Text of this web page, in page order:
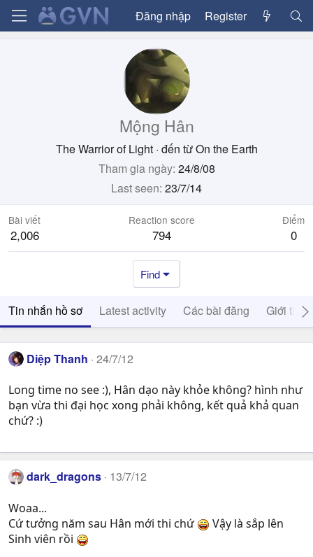
Đăng nhập Register
Mộng Hân
The Warrior of Light · đến từOn the Earth
Tham gia ngày 24/8/08
Last seen 23/7/14
Bài viết
2,006
Reaction score
794
Điểm
0
Find
Tin nhắn hồ sơ Latest activity Các bài đăng Giới thiệu
Diệp Thanh 24/7/12
Long time no see :), Hân dạo này khỏe không? hình như
bạn vừa thi đại học xong phải không, kết quả khả quan
chứ? :)
dark_dragons 13/7/12
Woaa...
Cứ tưởng năm sau Hân mới thi chứ
Vậy là sắp lên
Sinh viên rồi